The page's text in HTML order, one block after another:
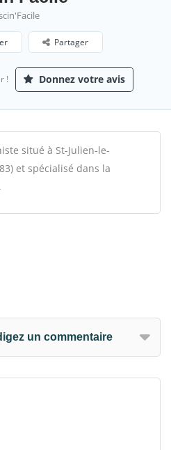
Partager
! Donnez votre avis
situé à St-Julien-le-
et spécialisé dans la
un commentaire